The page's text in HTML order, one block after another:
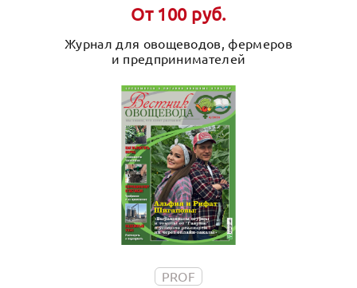
От 100 руб.
Журнал для овощеводов, фермеров
и предпринимателей
PROF